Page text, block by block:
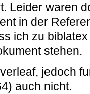
Leider waren
in der
ich zu
stehen.
jedoch
auch nicht.